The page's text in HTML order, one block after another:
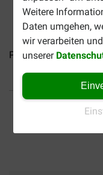
Weitere
Daten umgehen,
wir verarbeiten
unserer
Prins Soft Paté Adult
Bis 30%